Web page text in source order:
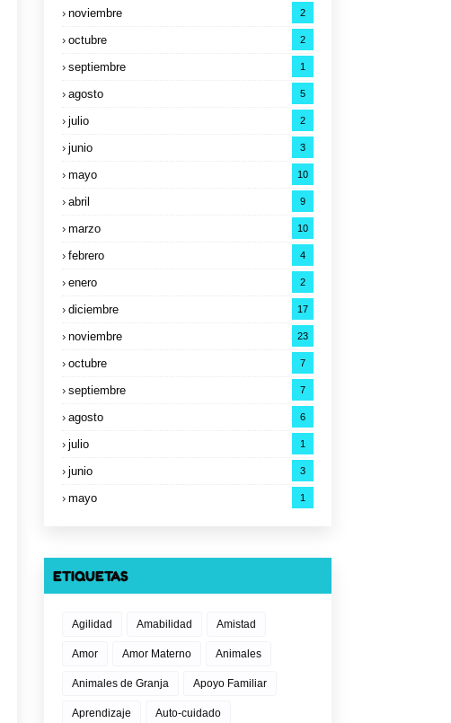
noviembre 2
octubre 2
septiembre 1
agosto 5
julio 2
junio 3
mayo 10
abril 9
marzo 10
febrero 4
enero 2
diciembre 17
noviembre 23
octubre 7
septiembre 7
agosto 6
julio 1
junio 3
mayo 1
ETIQUETAS
Agilidad Amabilidad Amistad
Amor Amor Materno Animales
Animales de Granja Apoyo Familiar
Aprendizaje Auto-cuidado